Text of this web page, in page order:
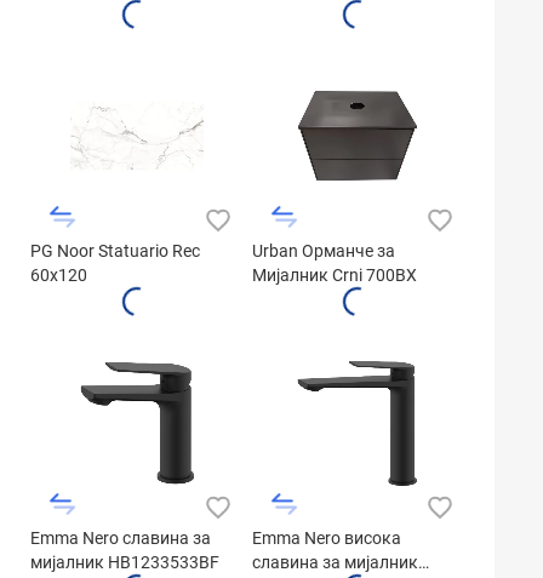
PG Noor Statuario Rec
60x120
Urban Орманче за
Мијалник Crni 700BX
Emma Nero славина за
мијалник HB1233533BF
Emma Nero висока
славина за мијалник